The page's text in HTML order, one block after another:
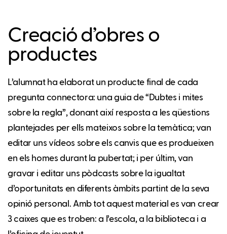
Creació d’obres o
productes
L’alumnat ha elaborat un producte final de cada
pregunta connectora: una guia de “Dubtes i mites
sobre la regla”, donant així resposta a les qüestions
plantejades per ells mateixos sobre la temàtica; van
editar uns vídeos sobre els canvis que es produeixen
en els homes durant la pubertat; i per últim, van
gravar i editar uns pòdcasts sobre la igualtat
d’oportunitats en diferents àmbits partint de la seva
opinió personal. Amb tot aquest material es van crear
3 caixes que es troben: a l’escola, a la biblioteca i a